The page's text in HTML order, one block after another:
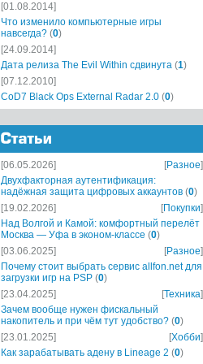
[01.08.2014]
Что изменило компьютерные игры
навсегда? (0)
[24.09.2014]
Дата релиза The Evil Within сдвинута (1)
[07.12.2010]
CoD7 Black Ops External Radar 2.0 (0)
[06.05.2026] [Разное]
Двухфакторная аутентификация:
надёжная защита цифровых аккаунтов (0)
[19.02.2026]
[Покупки]
Над Волгой и Камой: комфортный перелёт
Москва — Уфа в эконом-классе (0)
[03.06.2025]
[Разное]
Почему стоит выбрать сервис allfon.net для
загрузки игр на PSP (0)
[23.04.2025]
[Техника]
Зачем вообще нужен фискальный
накопитель и при чём тут удобство? (0)
[23.01.2025]
[Хобби]
Как зарабатывать адену в Lineage 2 (0)